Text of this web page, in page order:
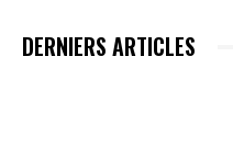
DERNIERS ARTICLES